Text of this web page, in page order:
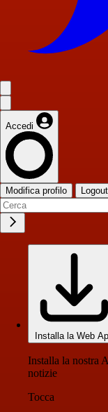
Accedi
Modifica profilo Logout
Installa la Web
Installa la nostra
notizie
Tocca